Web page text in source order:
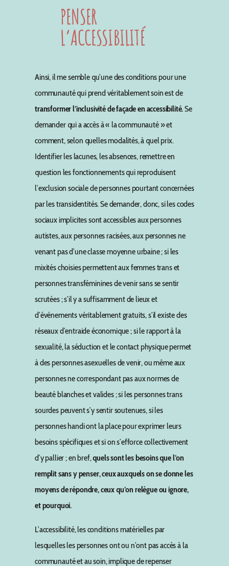
PENSER
L’ACCESSIBILITÉ
Ainsi, il me semble qu’une des conditions pour une
communauté qui prend véritablement soin est de
transformer l’inclusivité de façade en accessibilité.Se
demander qui a accès à « la communauté » et
comment, selon quelles modalités, à quel prix.
Identifier les lacunes, les absences, remettre en
question les fonctionnements qui reproduisent
l’exclusion sociale de personnes pourtant concernées
par les transidentités. Se demander, donc, si les codes
sociaux implicites sont accessibles aux personnes
autistes, aux personnes racisées, aux personnes ne
venant pas d’une classe moyenne urbaine ; si les
mixités choisies permettent aux femmes trans et
personnes transféminines de venir sans se sentir
scrutées ; s’il y a suffisamment de lieux et
d’événements véritablement gratuits, s’il existe des
réseaux d’entraide économique ; si le rapport à la
sexualité, la séduction et le contact physique permet
à des personnes asexuelles de venir, ou même aux
personnes ne correspondant pas aux normes de
beauté blanches et valides ; si les personnes trans
sourdes peuvent s’y sentir soutenues, si les
personnes handi ont la place pour exprimer leurs
besoins spécifiques et si on s’efforce collectivement
d’y pallier ; en bref,quels sont les besoins que l’on
remplit sans y penser, ceux auxquels on se donne les
moyens de répondre, ceux qu’on relègue ou ignore,
et pourquoi.
L’accessibilité, les conditions matérielles par
lesquelles les personnes ont ou n’ont pas accès à la
communauté et au soin, implique de repenser